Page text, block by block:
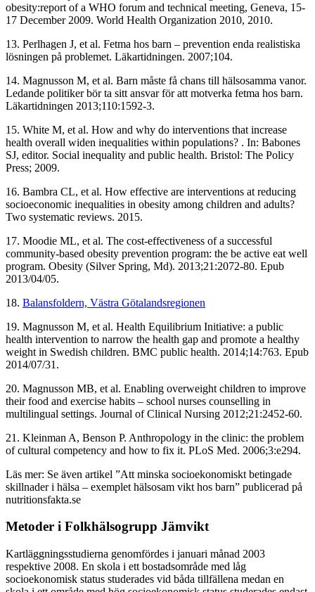
obesity:report of a WHO forum and technical meeting, Geneva, 15-
17 December 2009. World Health Organization 2010, 2010.
13. Perlhagen J, et al. Fetma hos barn – prevention enda realistiska
lösningen på problemet. Läkartidningen. 2007;104.
14. Magnusson M, et al. Barn måste få chans till hälsosamma vanor.
Ledande politiker bör ta sitt ansvar för att motverka fetma hos barn.
Läkartidningen 2013;110:1592-3.
15. White M, et al. How and why do interventions that increase
health overall widen inequalities within populations? . In: Babones
SJ, editor. Social inequality and public health. Bristol: The Policy
Press; 2009.
16. Bambra CL, et al. How effective are interventions at reducing
socioeconomic inequalities in obesity among children and adults?
Two systematic reviews. 2015.
17. Moodie ML, et al. The cost-effectiveness of a successful
community-based obesity prevention program: the be active eat well
program. Obesity (Silver Spring, Md). 2013;21:2072-80. Epub
2013/04/05.
18. Balansfoldern, Västra Götalandsregionen
19. Magnusson M, et al. Health Equilibrium Initiative: a public
health intervention to narrow the health gap and promote a healthy
weight in Swedish children. BMC public health. 2014;14:763. Epub
2014/07/31.
20. Magnusson MB, et al. Enabling overweight children to improve
their food and exercise habits – school nurses counselling in
multilingual settings. Journal of Clinical Nursing 2012;21:2452-60.
21. Kleinman A, Benson P. Anthropology in the clinic: the problem
of cultural competency and how to fix it. PLoS Med. 2006;3:e294.
Läs mer: Se även artikel ”Att minska socioekonomiskt betingade
skillnader i hälsa – exemplet hälsosam vikt hos barn” publicerad på
nutritionsfakta.se
Metoder i Folkhälsogrupp Jämvikt
Kartläggningsstudierna genomfördes i januari månad 2003
respektive 2008. En skola i ett bostadsområde med låg
socioekonomisk status studerades vid båda tillfällena medan en